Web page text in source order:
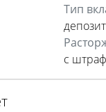
Тип
депозит
с